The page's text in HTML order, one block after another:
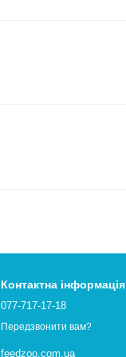
Контактна інформація
077-717-17-18
Передзвонити вам?
feedzoo.com.ua